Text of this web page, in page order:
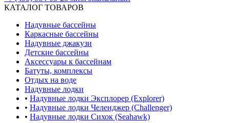
КАТАЛОГ ТОВАРОВ
Надувные бассейны
Каркасные бассейны
Надувные джакузи
Детские бассейны
Аксессуары к бассейнам
Батуты, комплексы
Отдых на воде
Надувные лодки
• Надувные лодки Эксплорер (Explorer)
• Надувные лодки Челенджер (Challenger)
• Надувные лодки Сихок (Seahawk)